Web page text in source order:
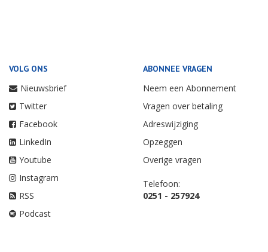
VOLG ONS
Nieuwsbrief
Twitter
Facebook
LinkedIn
Youtube
Instagram
RSS
Podcast
ABONNEE VRAGEN
Neem een Abonnement
Vragen over betaling
Adreswijziging
Opzeggen
Overige vragen
Telefoon:
0251 - 257924